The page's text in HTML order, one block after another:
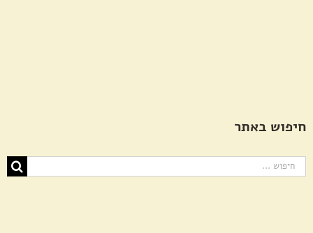
חיפוש באתר
חיפוש...